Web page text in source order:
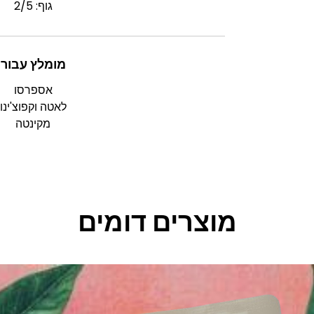
גוף: 2/5
מומלץ עבור
אספרסו
לאטה וקפוצ'ינו
מקינטה
מוצרים דומים